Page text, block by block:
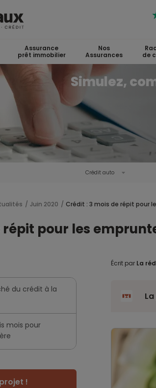
Assurance
prêt immobilier
Nos
Assurances
de
Simulez,
Crédit auto
Juin 2020 Crédit : 3 mois de répit pour
répit pour les
du crédit à la
mois pour
!
Écrit par La